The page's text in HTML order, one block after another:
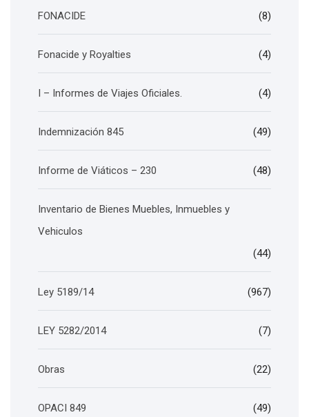
FONACIDE (8)
Fonacide y Royalties (4)
I – Informes de Viajes Oficiales. (4)
Indemnización 845 (49)
Informe de Viáticos – 230 (48)
Inventario de Bienes Muebles, Inmuebles y
Vehiculos
(44)
Ley 5189/14 (967)
LEY 5282/2014 (7)
Obras (22)
OPACI 849 (49)